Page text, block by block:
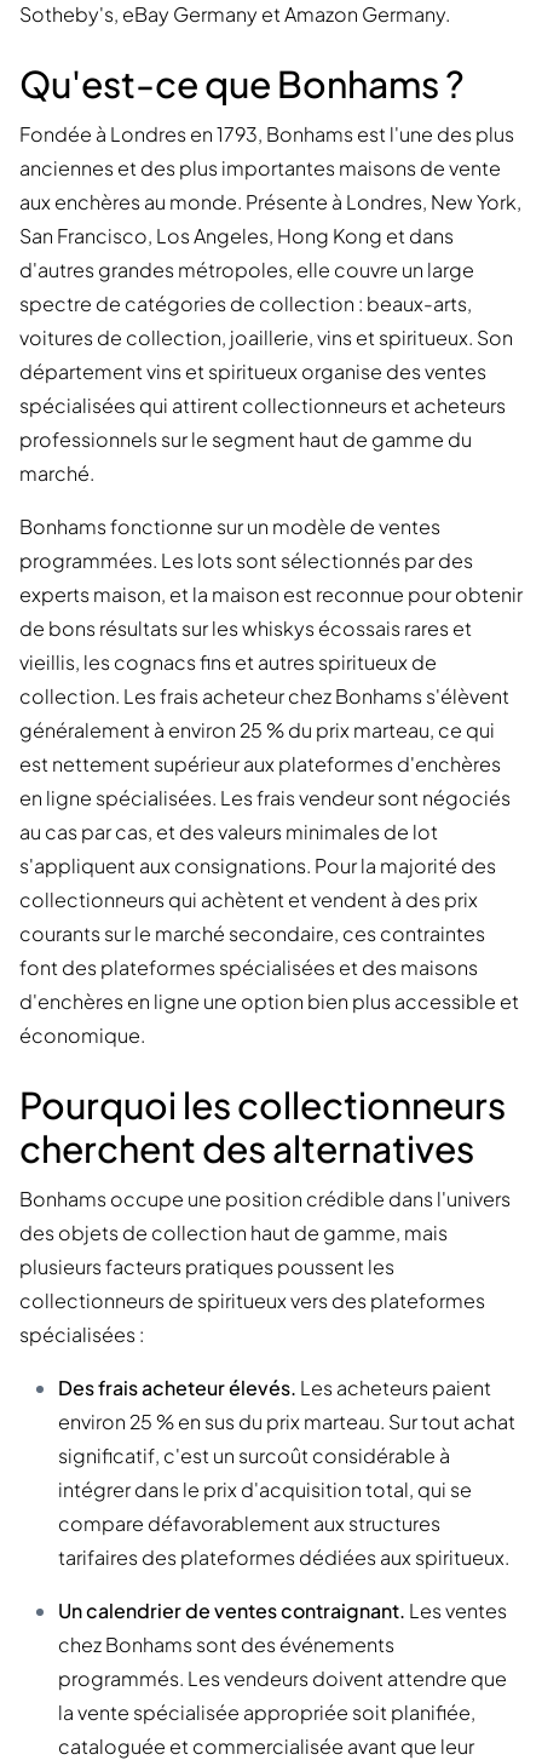
Sotheby's, eBay Germany et Amazon Germany.
Qu'est-ce que Bonhams ?
Fondée à Londres en 1793, Bonhams est l'une des plus
anciennes et des plus importantes maisons de vente
aux enchères au monde. Présente à Londres, New York,
San Francisco, Los Angeles, Hong Kong et dans
d'autres grandes métropoles, elle couvre un large
spectre de catégories de collection : beaux-arts,
voitures de collection, joaillerie, vins et spiritueux. Son
département vins et spiritueux organise des ventes
spécialisées qui attirent collectionneurs et acheteurs
professionnels sur le segment haut de gamme du
marché.
Bonhams fonctionne sur un modèle de ventes
programmées. Les lots sont sélectionnés par des
experts maison, et la maison est reconnue pour obtenir
de bons résultats sur les whiskys écossais rares et
vieillis, les cognacs fins et autres spiritueux de
collection. Les frais acheteur chez Bonhams s'élèvent
généralement à environ 25 % du prix marteau, ce qui
est nettement supérieur aux plateformes d'enchères
en ligne spécialisées. Les frais vendeur sont négociés
au cas par cas, et des valeurs minimales de lot
s'appliquent aux consignations. Pour la majorité des
collectionneurs qui achètent et vendent à des prix
courants sur le marché secondaire, ces contraintes
font des plateformes spécialisées et des maisons
d'enchères en ligne une option bien plus accessible et
économique.
Pourquoi les collectionneurs
cherchent des alternatives
Bonhams occupe une position crédible dans l'univers
des objets de collection haut de gamme, mais
plusieurs facteurs pratiques poussent les
collectionneurs de spiritueux vers des plateformes
spécialisées :
Des frais acheteur élevés. Les acheteurs paient
environ 25 % en sus du prix marteau. Sur tout achat
significatif, c'est un surcoût considérable à
intégrer dans le prix d'acquisition total, qui se
compare défavorablement aux structures
tarifaires des plateformes dédiées aux spiritueux.
Un calendrier de ventes contraignant. Les ventes
chez Bonhams sont des événements
programmés. Les vendeurs doivent attendre que
la vente spécialisée appropriée soit planifiée,
cataloguée et commercialisée avant que leur